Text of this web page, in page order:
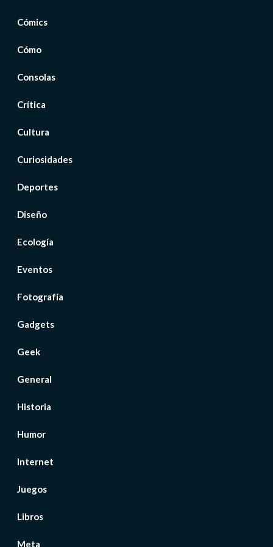
Cómics
Cómo
Consolas
Crítica
Cultura
Curiosidades
Deportes
Diseño
Ecología
Eventos
Fotografía
Gadgets
Geek
General
Historia
Humor
Internet
Juegos
Libros
Meta